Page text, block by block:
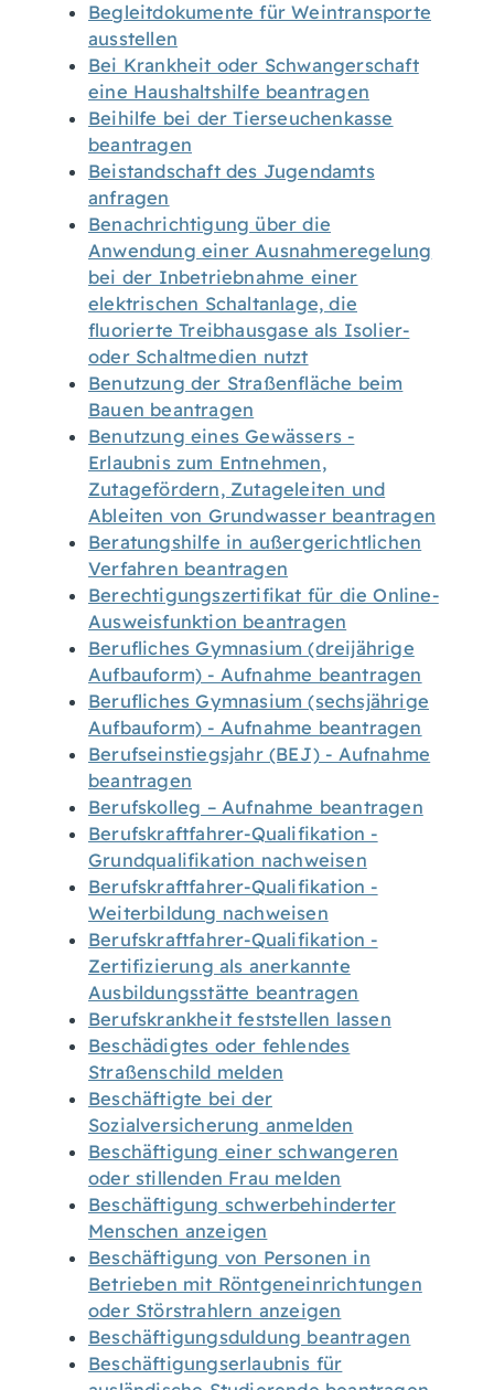
Begleitdokumente für Weintransporte
ausstellen
Bei Krankheit oder Schwangerschaft
eine Haushaltshilfe beantragen
Beihilfe bei der Tierseuchenkasse
beantragen
Beistandschaft des Jugendamts
anfragen
Benachrichtigung über die
Anwendung einer Ausnahmeregelung
bei der Inbetriebnahme einer
elektrischen Schaltanlage, die
fluorierte Treibhausgase als Isolier-
oder Schaltmedien nutzt
Benutzung der Straßenfläche beim
Bauen beantragen
Benutzung eines Gewässers -
Erlaubnis zum Entnehmen,
Zutagefördern, Zutageleiten und
Ableiten von Grundwasser beantragen
Beratungshilfe in außergerichtlichen
Verfahren beantragen
Berechtigungszertifikat für die Online-
Ausweisfunktion beantragen
Berufliches Gymnasium (dreijährige
Aufbauform) - Aufnahme beantragen
Berufliches Gymnasium (sechsjährige
Aufbauform) - Aufnahme beantragen
Berufseinstiegsjahr (BEJ) - Aufnahme
beantragen
Berufskolleg – Aufnahme beantragen
Berufskraftfahrer-Qualifikation -
Grundqualifikation nachweisen
Berufskraftfahrer-Qualifikation -
Weiterbildung nachweisen
Berufskraftfahrer-Qualifikation -
Zertifizierung als anerkannte
Ausbildungsstätte beantragen
Berufskrankheit feststellen lassen
Beschädigtes oder fehlendes
Straßenschild melden
Beschäftigte bei der
Sozialversicherung anmelden
Beschäftigung einer schwangeren
oder stillenden Frau melden
Beschäftigung schwerbehinderter
Menschen anzeigen
Beschäftigung von Personen in
Betrieben mit Röntgeneinrichtungen
oder Störstrahlern anzeigen
Beschäftigungsduldung beantragen
Beschäftigungserlaubnis für